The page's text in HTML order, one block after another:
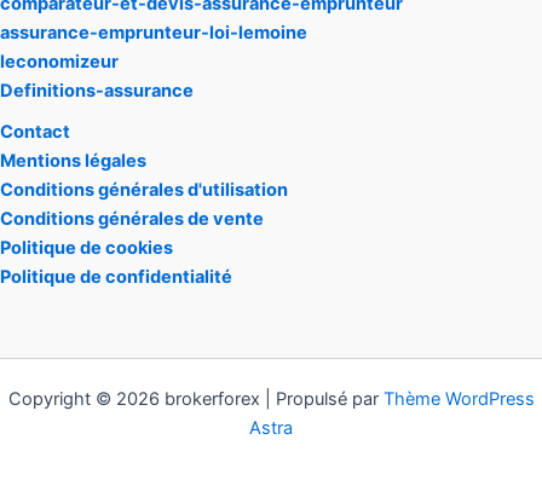
assurance-emprunteur-loi-lemoine
leconomizeur
Definitions-assurance
Contact
Mentions légales
Conditions générales d'utilisation
Conditions générales de vente
Politique de cookies
Politique de confidentialité
Copyright © 2026 brokerforex | Propulsé par Thème WordPress
Astra